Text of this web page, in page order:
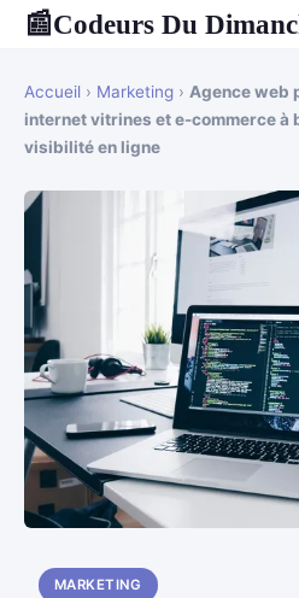
📰Codeurs Du
Accueil › Marketing › Agence web
internet vitrines et e-commerce à
visibilité en ligne
MARKETING